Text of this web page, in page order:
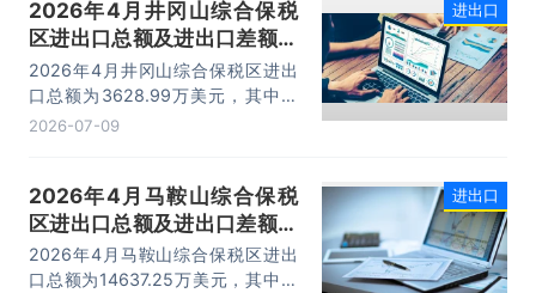
台。
2026年4月井冈山综合保税
区进出口总额及进出口差额统
计分析
2026年4月井冈山综合保税区进出
口总额为3628.99万美元，其中：
出口额为1562.95万美元，进口额为
2026-07-09
进出口
2026年4月马鞍山综合保税
区进出口总额及进出口差额统
计分析
2026年4月马鞍山综合保税区进出
口总额为14637.25万美元，其中：
进出口